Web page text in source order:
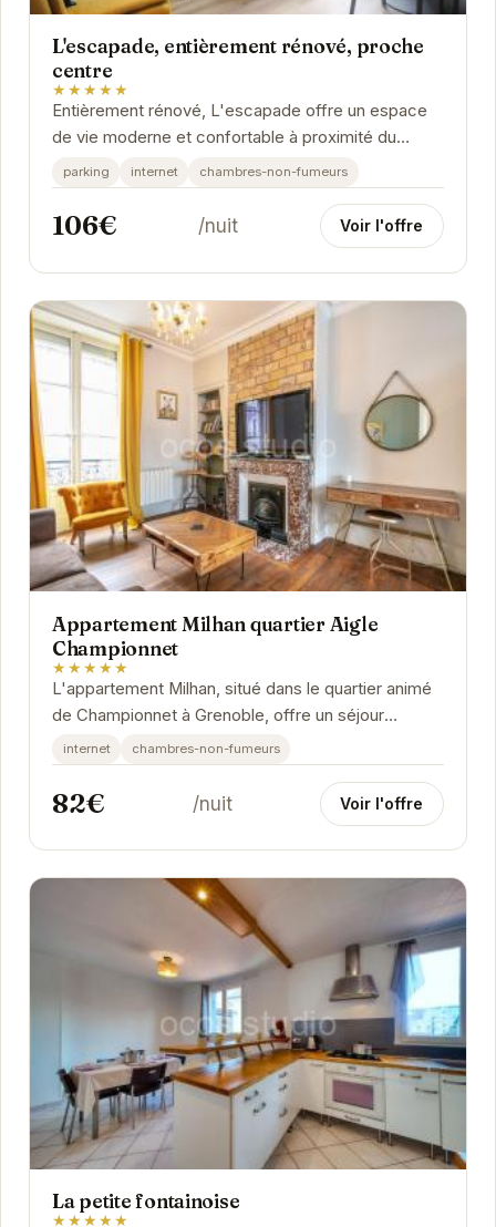
L'escapade, entièrement rénové, proche
centre
★★★★★
Entièrement rénové, L'escapade offre un espace
de vie moderne et confortable à proximité du
centre de Grenoble. Son emplacement privilégié...
parking internet chambres-non-fumeurs
106€ /nuit Voir l'offre
Appartement Milhan quartier Aigle
Championnet
★★★★★
L'appartement Milhan, situé dans le quartier animé
de Championnet à Grenoble, offre un séjour
confortable et pratique. Proche des commodités
et...
internet chambres-non-fumeurs
82€ /nuit Voir l'offre
La petite fontainoise
★★★★★